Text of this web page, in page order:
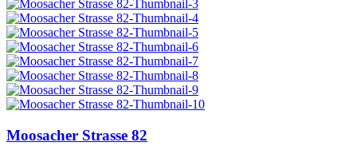
Moosacher Strasse 82